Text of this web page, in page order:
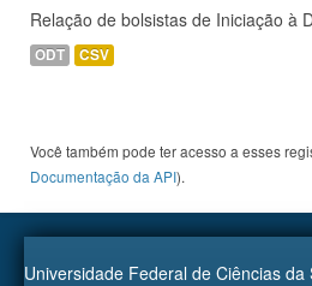
Relação de bolsistas de Iniciação à
ODT CSV
Você também pode ter acesso a esses
Documentação da API).
Universidade Federal de Ciências